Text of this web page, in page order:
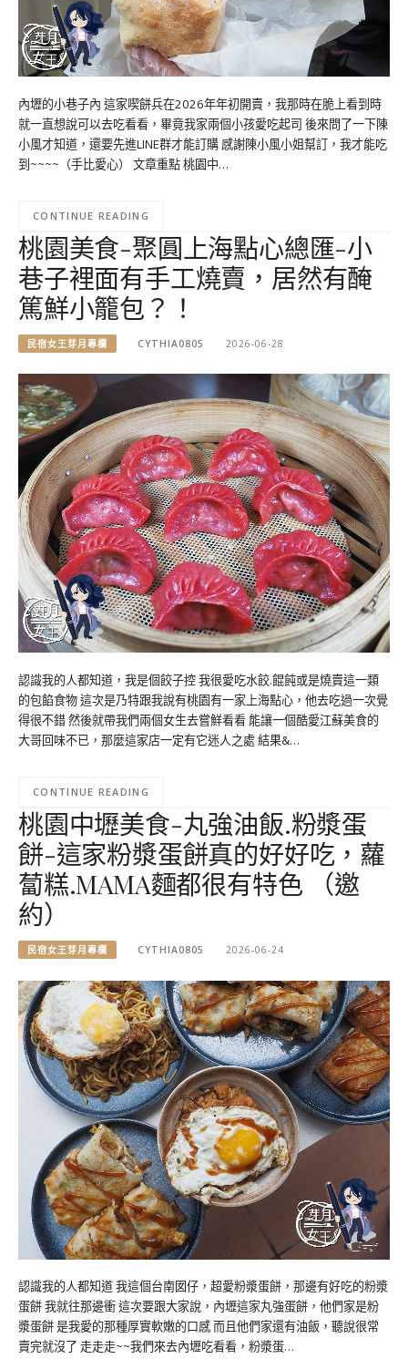
內壢的小巷子內 這家喫餅兵在2026年年初開賣，我那時在脆上看到時
就一直想說可以去吃看看，畢竟我家兩個小孩愛吃起司 後來問了一下陳
小風才知道，還要先進LINE群才能訂購 感謝陳小風小姐幫訂，我才能吃
到~~~~（手比愛心） 文章重點 桃園中…
CONTINUE READING
桃園美食-聚圓上海點心總匯-小
巷子裡面有手工燒賣，居然有醃
篤鮮小籠包？！
民宿女王芽月專欄 CYTHIA0805 2026-06-28
認識我的人都知道，我是個餃子控 我很愛吃水餃.餛飩或是燒賣這一類
的包餡食物 這次是乃特跟我說有桃園有一家上海點心，他去吃過一次覺
得很不錯 然後就帶我們兩個女生去嘗鮮看看 能讓一個酷愛江蘇美食的
大哥回味不已，那麼這家店一定有它迷人之處 結果&…
CONTINUE READING
桃園中壢美食-丸強油飯.粉漿蛋
餅-這家粉漿蛋餅真的好好吃，蘿
蔔糕.MAMA麵都很有特色 （邀
約）
民宿女王芽月專欄 CYTHIA0805 2026-06-24
認識我的人都知道 我這個台南囡仔，超愛粉漿蛋餅，那邊有好吃的粉漿
蛋餅 我就往那邊衝 這次要跟大家說，內壢這家丸強蛋餅，他們家是粉
漿蛋餅 是我愛的那種厚實軟嫩的口感 而且他們家還有油飯，聽說很常
賣完就沒了 走走走~~我們來去內壢吃看看，粉漿蛋…